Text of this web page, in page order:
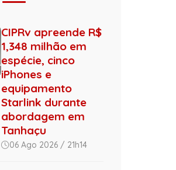
CIPRv apreende R$
1,348 milhão em
espécie, cinco
iPhones e
equipamento
Starlink durante
abordagem em
Tanhaçu
06 Ago 2026 / 21h14